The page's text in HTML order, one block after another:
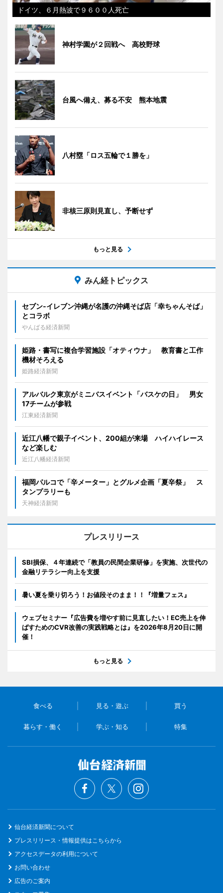
ドイツ、６月熱波で９６００人死亡
神村学園が２回戦へ 高校野球
台風へ備え、募る不安 熊本地震
八村塁「ロス五輪で１勝を」
非核三原則見直し、予断せず
もっと見る
みん経トピックス
セブン‐イレブン沖縄が名護の沖縄そば店「幸ちゃんそば」
とコラボ
やんばる経済新聞
姫路・書写に複合学習施設「オティウナ」 教育書と工作
機材そろえる
姫路経済新聞
アルバルク東京がミニバスイベント「バスケの日」 男女
17チームが参戦
江東経済新聞
近江八幡で親子イベント、200組が来場 ハイハイレース
など楽しむ
近江八幡経済新聞
福岡パルコで「辛メーター」とグルメ企画「夏辛祭」 ス
タンプラリーも
天神経済新聞
プレスリリース
SBI損保、４年連続で「教員の民間企業研修」を実施、次世代の
金融リテラシー向上を支援
暑い夏を乗り切ろう！お値段そのまま！！『増量フェス』
ウェブセミナー『広告費を増やす前に見直したい！EC売上を伸
ばすためのCVR改善の実践戦略とは』を2026年8月20日に開
催！
もっと見る
食べる 見る・遊ぶ 買う
暮らす・働く 学ぶ・知る 特集
仙台経済新聞について
プレスリリース・情報提供はこちらから
アクセスデータの利用について
お問い合わせ
広告のご案内